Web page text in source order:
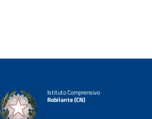
Istituto Comprensivo
Robilante (CN)